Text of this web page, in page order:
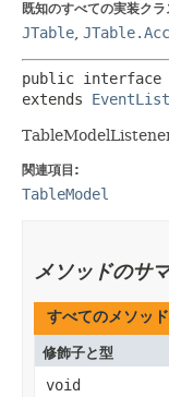
既知のすべての実装クラ
JTable
public interface
extends
TableModelListener
関連項目:
TableModel
メソッドのサ
すべてのメソッド
修飾子と型
void